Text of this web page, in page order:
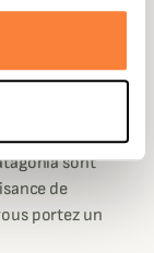
également
bas, des
poitrine
sont
de
portez un